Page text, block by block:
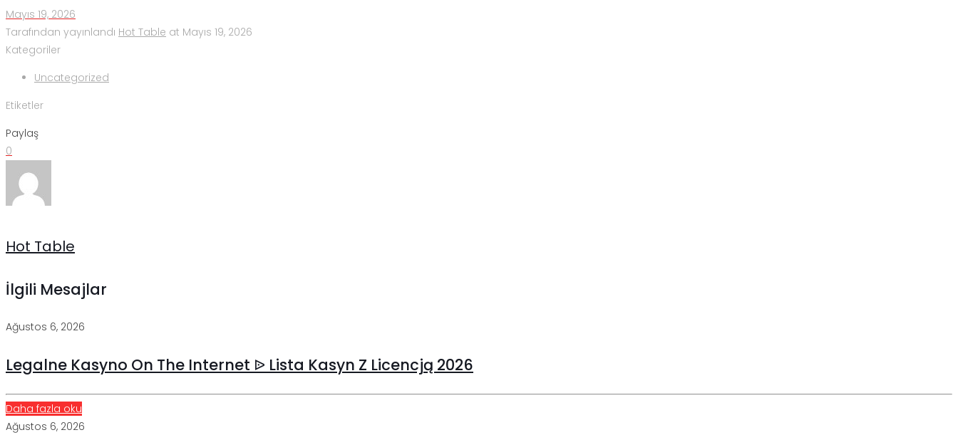
Mayıs 19, 2026
Tarafından yayınlandı Hot Table at Mayıs 19, 2026
Kategoriler
Uncategorized
Etiketler
Paylaş
0
Hot Table
İlgili Mesajlar
Ağustos 6, 2026
Legalne Kasyno On The Internet ᐉ Lista Kasyn Z Licencją 2026
Daha fazla oku
Ağustos 6, 2026